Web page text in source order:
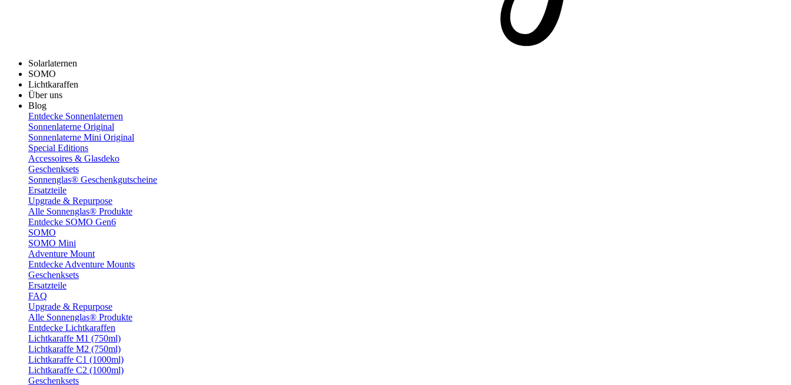
Solarlaternen
SOMO
Lichtkaraffen
Über uns
Blog
Entdecke Sonnenlaternen
Sonnenlaterne Original
Sonnenlaterne Mini Original
Special Editions
Accessoires & Glasdeko
Geschenksets
Sonnenglas® Geschenkgutscheine
Ersatzteile
Upgrade & Repurpose
Alle Sonnenglas® Produkte
Entdecke SOMO Gen6
SOMO
SOMO Mini
Adventure Mount
Entdecke Adventure Mounts
Geschenksets
Ersatzteile
FAQ
Upgrade & Repurpose
Alle Sonnenglas® Produkte
Entdecke Lichtkaraffen
Lichtkaraffe M1 (750ml)
Lichtkaraffe M2 (750ml)
Lichtkaraffe C1 (1000ml)
Lichtkaraffe C2 (1000ml)
Geschenksets